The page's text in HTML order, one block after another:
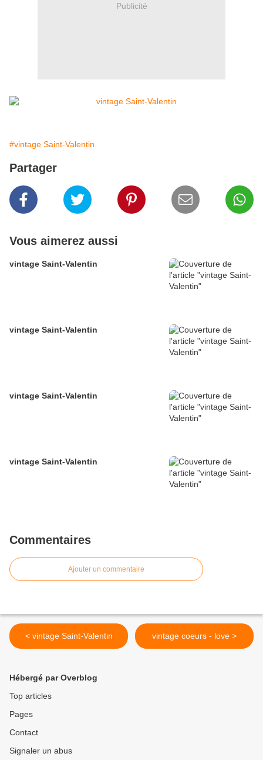
Publicité
#vintage Saint-Valentin
Partager
Vous aimerez aussi
vintage Saint-Valentin
vintage Saint-Valentin
vintage Saint-Valentin
vintage Saint-Valentin
Commentaires
Ajouter un commentaire
< vintage Saint-Valentin vintage coeurs - love >
Hébergé par Overblog
Top articles
Pages
Contact
Signaler un abus